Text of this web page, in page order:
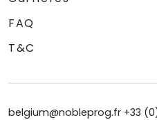
FAQ
T&C
belgium@nobleprog.fr +33